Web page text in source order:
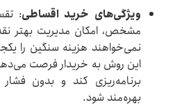
ویژگی‌های خرید اقساطی:
مشخص، امکان مدیریت بهتر
نمی‌خواهند هزینه سنگین را
این روش به خریدار فرصت می‌دهد
برنامه‌ریزی کند و بدون
بهره‌مند شود.